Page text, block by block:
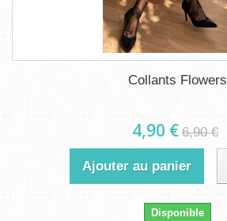
Collants Flowers
4,90 € 6,90 €
Ajouter au panier
Disponible